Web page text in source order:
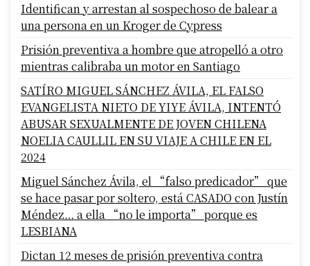
Identifican y arrestan al sospechoso de balear a
una persona en un Kroger de Cypress
Prisión preventiva a hombre que atropelló a otro
mientras calibraba un motor en Santiago
SATÍRO MIGUEL SÁNCHEZ ÁVILA, EL FALSO
EVANGELISTA NIETO DE YIYE ÁVILA, INTENTÓ
ABUSAR SEXUALMENTE DE JOVEN CHILENA
NOELIA CAULLIL EN SU VIAJE A CHILE EN EL
2024
Miguel Sánchez Ávila, el “falso predicador” que
se hace pasar por soltero, está CASADO con Justín
Méndez… a ella “no le importa” porque es
LESBIANA
Dictan 12 meses de prisión preventiva contra